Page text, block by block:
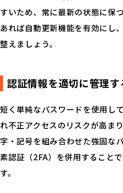
お役立ち資料
コラム
用語解説
お問い
すいため、常に最新の状態に保
あれば自動更新機能を有効にし
整えましょう。
認証情報を適切に管理す
短く単純なパスワードを使用し
れ不正アクセスのリスクが高ま
字・記号を組み合わせた強固な
素認証（2FA）を併用すること
す。